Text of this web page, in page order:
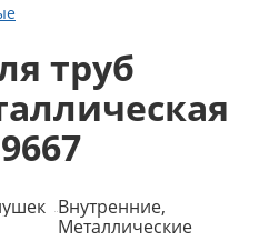
труб
Внутренние,
Металлические